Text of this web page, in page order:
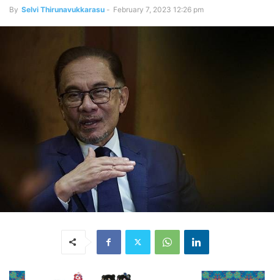
By Selvi Thirunavukkarasu - February 7, 2023 12:26 pm